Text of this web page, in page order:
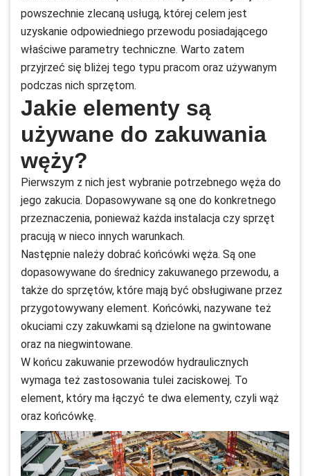
powszechnie zlecaną usługą, której celem jest
uzyskanie odpowiedniego przewodu posiadającego
właściwe parametry techniczne. Warto zatem
przyjrzeć się bliżej tego typu pracom oraz używanym
podczas nich sprzętom.
Jakie elementy są
używane do zakuwania
węży?
Pierwszym z nich jest wybranie potrzebnego węża do
jego zakucia. Dopasowywane są one do konkretnego
przeznaczenia, ponieważ każda instalacja czy sprzęt
pracują w nieco innych warunkach.
Następnie należy dobrać końcówki węża. Są one
dopasowywane do średnicy zakuwanego przewodu, a
także do sprzętów, które mają być obsługiwane przez
przygotowywany element. Końcówki, nazywane też
okuciami czy zakuwkami są dzielone na gwintowane
oraz na niegwintowane.
W końcu zakuwanie przewodów hydraulicznych
wymaga też zastosowania tulei zaciskowej. To
element, który ma łączyć te dwa elementy, czyli wąż
oraz końcówkę.